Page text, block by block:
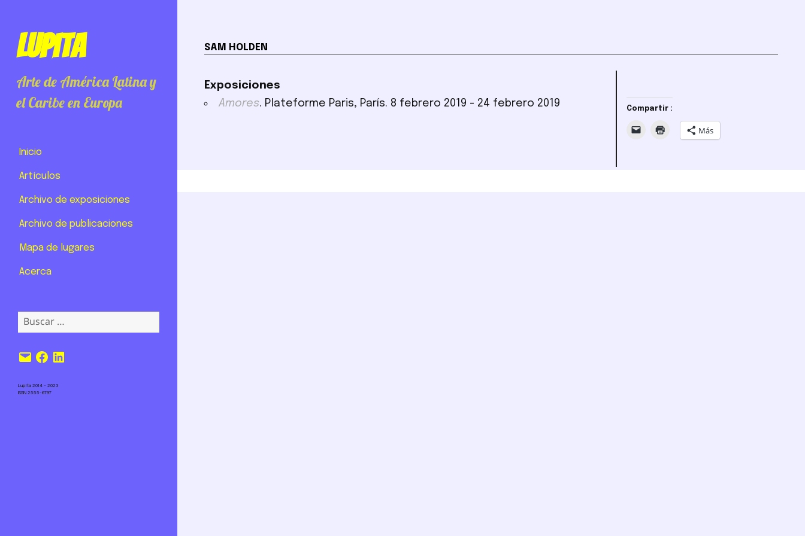
Lupita
Arte de América Latina y
el Caribe en Europa
Inicio
Artículos
Archivo de exposiciones
Archivo de publicaciones
Mapa de lugares
Acerca
Buscar:
Correo
electrónico
Facebook
LinkedIn
Lupita 2014 – 2023
ISSN 2555-6797
SAM HOLDEN
Exposiciones
Amores. Plateforme Paris, París. 8 febrero 2019 - 24 febrero 2019 Compartir :
Más